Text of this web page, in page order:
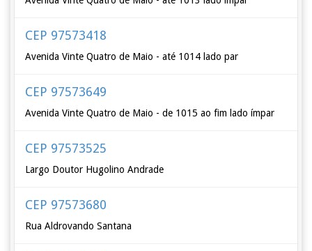
CEP 97573418
Avenida Vinte Quatro de Maio - até 1014 lado par
CEP 97573649
Avenida Vinte Quatro de Maio - de 1015 ao fim lado ímpar
CEP 97573525
Largo Doutor Hugolino Andrade
CEP 97573680
Rua Aldrovando Santana